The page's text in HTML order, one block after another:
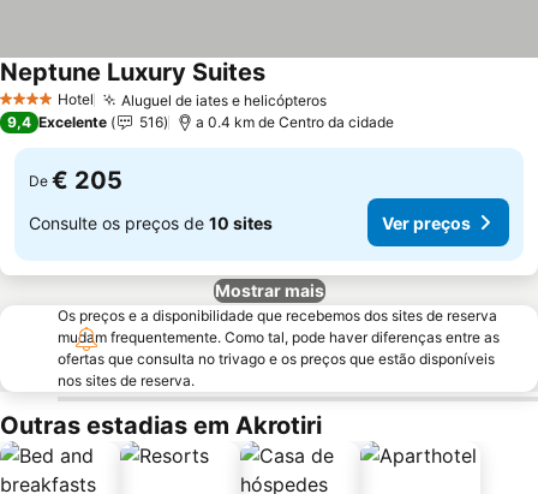
4 EstrelasHotel Aluguel de iates e helicópterosVer preços
Neptune Luxury SuitesVer preços
9,4 Excelente 516 a 0.4 km de Centro da cidade
De € 205
Consulte os preços de 10 sites Ver preços
Mostrar mais
Os preços e a disponibilidade que recebemos dos sites de reserva
mudam frequentemente. Como tal, pode haver diferenças entre as
ofertas que consulta no trivago e os preços que estão disponíveis
nos sites de reserva.
Outras estadias em Akrotiri